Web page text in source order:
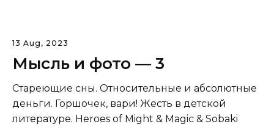
13 Aug, 2023
Мысль и фото — 3
Стареющие сны. Относительные и абсолютные
деньги. Горшочек, вари! Жесть в детской
литературе. Heroes of Might & Magic & Sobaki